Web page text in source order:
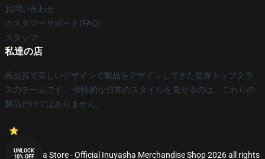
お問い合わせ
カスタマーサポート(FAQ)
スタッフ
私達の店
高品質で美しいデザインで製品をデザインしてきた世界トップクラ
スのチームです。 個性的な日常のスタイルを見せるのは、これらの
製品だけではありません。
© Inuyasha Store - Official Inuyasha Merchandise Shop 2026 all rights
UNLOCK
10% OFF